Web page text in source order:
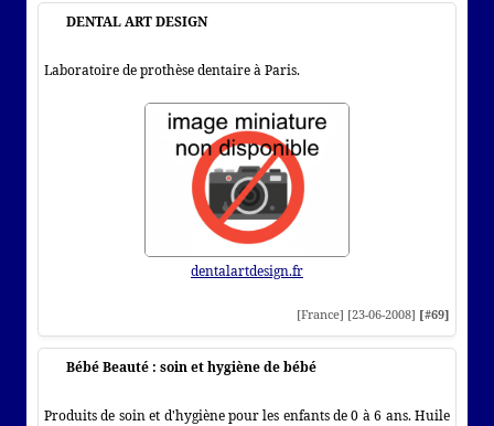
DENTAL ART DESIGN
Laboratoire de prothèse dentaire à Paris.
dentalartdesign.fr
[France] [23-06-2008] [#69]
Bébé Beauté : soin et hygiène de bébé
Produits de soin et d'hygiène pour les enfants de 0 à 6 ans. Huile